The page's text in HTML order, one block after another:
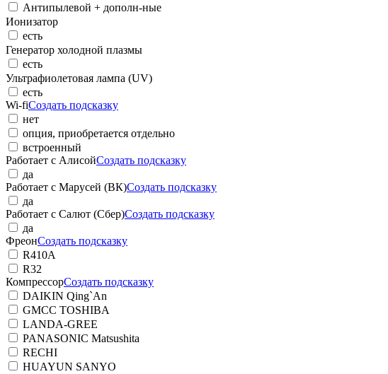
Антипылевой + дополн-ные
Ионизатор
есть
Генератор холодной плазмы
есть
Ультрафиолетовая лампа (UV)
есть
Wi-fiСоздать подсказку
нет
опция, приобретается отдельно
встроенный
Работает с АлисойСоздать подсказку
да
Работает с Марусей (ВК)Создать подсказку
да
Работает с Салют (Сбер)Создать подсказку
да
ФреонСоздать подсказку
R410A
R32
КомпрессорСоздать подсказку
DAIKIN Qing`An
GMCC TOSHIBA
LANDA-GREE
PANASONIC Matsushita
RECHI
HUAYUN SANYO